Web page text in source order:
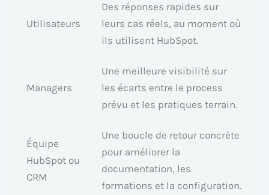
Utilisateurs
Des réponses rapides sur
leurs cas réels, au moment où
ils utilisent HubSpot.
Managers
Une meilleure visibilité sur
les écarts entre le process
prévu et les pratiques terrain.
Équipe
HubSpot ou
CRM
Une boucle de retour concrète
pour améliorer la
documentation, les
formations et la configuration.